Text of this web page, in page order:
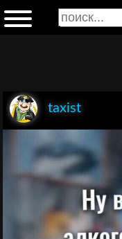
taxist